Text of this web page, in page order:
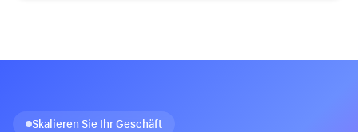
Skalieren Sie Ihr Geschäft